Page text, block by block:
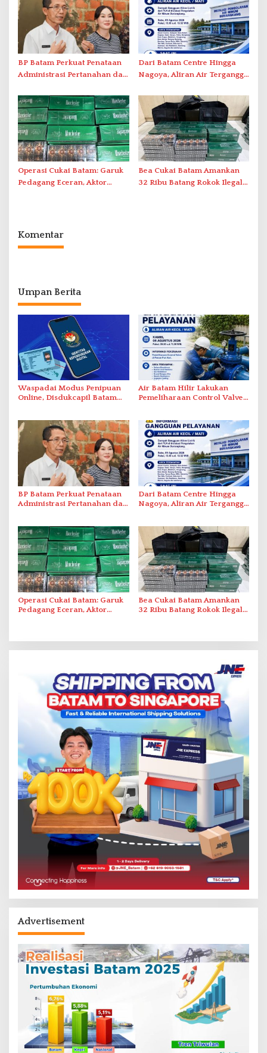
BP Batam Perkuat Penataan
Administrasi Pertanahan dan
Dari Batam Centre Hingga
Nagoya, Aliran Air Terganggu
Duriangkang
Operasi Cukai Batam: Garuk
Pedagang Eceran, Aktor
Bea Cukai Batam Amankan
32 Ribu Batang Rokok Ilegal
Komentar
Umpan Berita
Waspadai Modus Penipuan
Online, Disdukcapil Batam
Air Batam Hilir Lakukan
Pemeliharaan Control Valve,
BP Batam Perkuat Penataan
Administrasi Pertanahan dan
Dari Batam Centre Hingga
Nagoya, Aliran Air Terganggu
Operasi Cukai Batam: Garuk
Pedagang Eceran, Aktor
Bea Cukai Batam Amankan
32 Ribu Batang Rokok Ilegal
Advertisement